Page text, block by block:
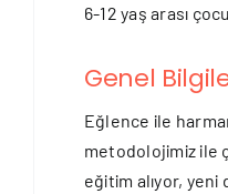
6-12 yaş arası
Genel
Eğlence ile
metodolojimiz ile
eğitim alıyor, yeni